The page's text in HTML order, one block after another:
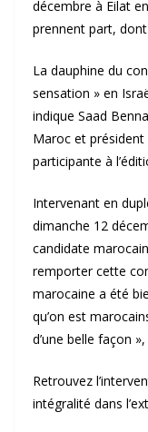
décembre à Eilat
prennent part,
La dauphine du
sensation » en
indique Saad
Maroc et
participante à
Intervenant en
dimanche 12
candidate
remporter cette
marocaine a été
qu’on est
d’une belle façon
Retrouvez
intégralité dans